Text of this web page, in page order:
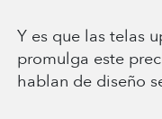
Y es que las telas
promulga este
hablan de diseño